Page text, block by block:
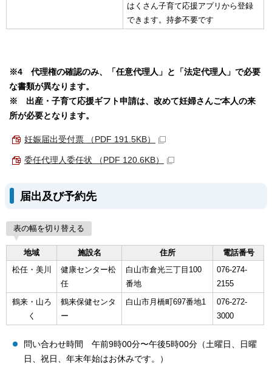
はくさん子育て応援アプリから登録
できます。持参不要です
※4 代理権の確認のみ、「任意代理人」と「法定代理人」で必要
な書類が異なります。
※ 出産・子育て応援ギフト申請は、改めて妊婦さんご本人の来
所が必要となります。
妊娠届出受付票 （PDF 191.5KB）
委任代理人委任状 （PDF 120.6KB）
届出及び予約先
表の幅を切り替える
地域 施設名 住所
電話番号
松任・美川
健康センター松
任
白山市倉光三丁目100
番地
076-274-
2155
鶴来・山ろ
く
鶴来保健センタ
ー
白山市月橋町697番地1
076-272-
3000
問い合わせ時間 午前9時00分〜午後5時00分（土曜日、日曜
日、祝日、年末年始はお休みです。）